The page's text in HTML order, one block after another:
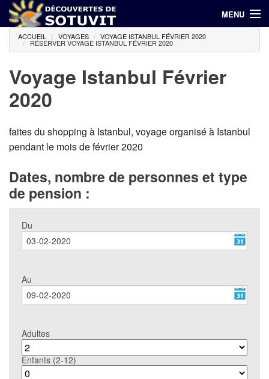
MENU
(00 216) 71 798 644 / 94 686 940
Accueil
Hôtels
Croisières
Promotions
Contact
ACCUEIL VOYAGES VOYAGE ISTANBUL FÉVRIER 2020
RÉSERVER VOYAGE ISTANBUL FÉVRIER 2020
Voyage Istanbul Février
2020
faites du shopping à Istanbul, voyage organisé à Istanbul
pendant le mois de février 2020
Dates, nombre de personnes et type
de pension :
Du
Au
Adultes
Enfants (2-12)